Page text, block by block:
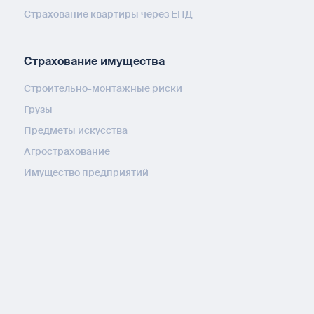
Страхование квартиры через ЕПД
Страхование имущества
Строительно-монтажные риски
Грузы
Предметы искусства
Агрострахование
Имущество предприятий